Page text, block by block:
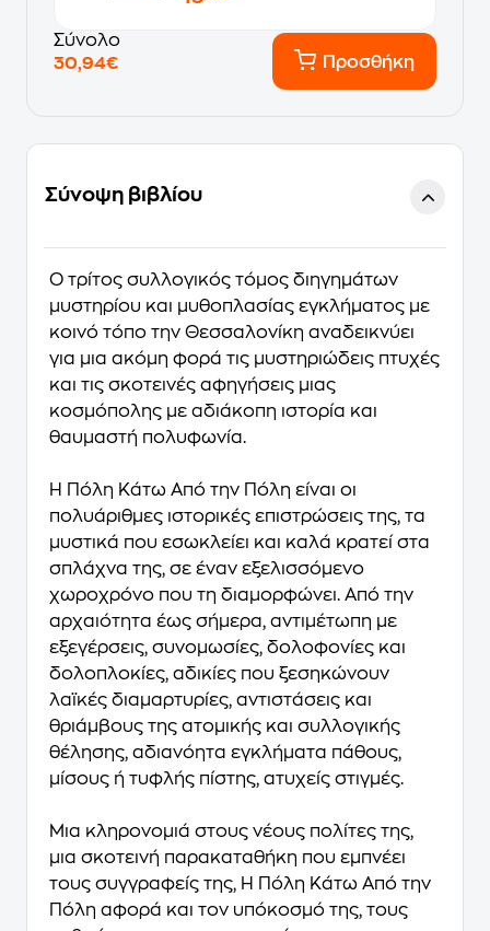
Σύνολο
30,94€
Προσθήκη
Σύνοψη βιβλίου
Ο τρίτος συλλογικός τόμος διηγημάτων
μυστηρίου και μυθοπλασίας εγκλήματος με
κοινό τόπο την Θεσσαλονίκη αναδεικνύει
για μια ακόμη φορά τις μυστηριώδεις πτυχές
και τις σκοτεινές αφηγήσεις μιας
κοσμόπολης με αδιάκοπη ιστορία και
θαυμαστή πολυφωνία.
Η Πόλη Κάτω Από την Πόλη είναι οι
πολυάριθμες ιστορικές επιστρώσεις της, τα
μυστικά που εσωκλείει και καλά κρατεί στα
σπλάχνα της, σε έναν εξελισσόμενο
χωροχρόνο που τη διαμορφώνει. Από την
αρχαιότητα έως σήμερα, αντιμέτωπη με
εξεγέρσεις, συνομωσίες, δολοφονίες και
δολοπλοκίες, αδικίες που ξεσηκώνουν
λαϊκές διαμαρτυρίες, αντιστάσεις και
θριάμβους της ατομικής και συλλογικής
θέλησης, αδιανόητα εγκλήματα πάθους,
μίσους ή τυφλής πίστης, ατυχείς στιγμές.
Μια κληρονομιά στους νέους πολίτες της,
μια σκοτεινή παρακαταθήκη που εμπνέει
τους συγγραφείς της, Η Πόλη Κάτω Από την
Πόλη αφορά και τον υπόκοσμό της, τους